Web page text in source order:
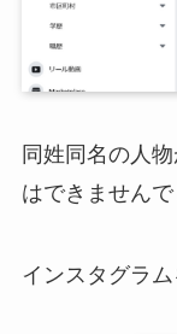
同姓同名の人
はできませんで
インスタグラ